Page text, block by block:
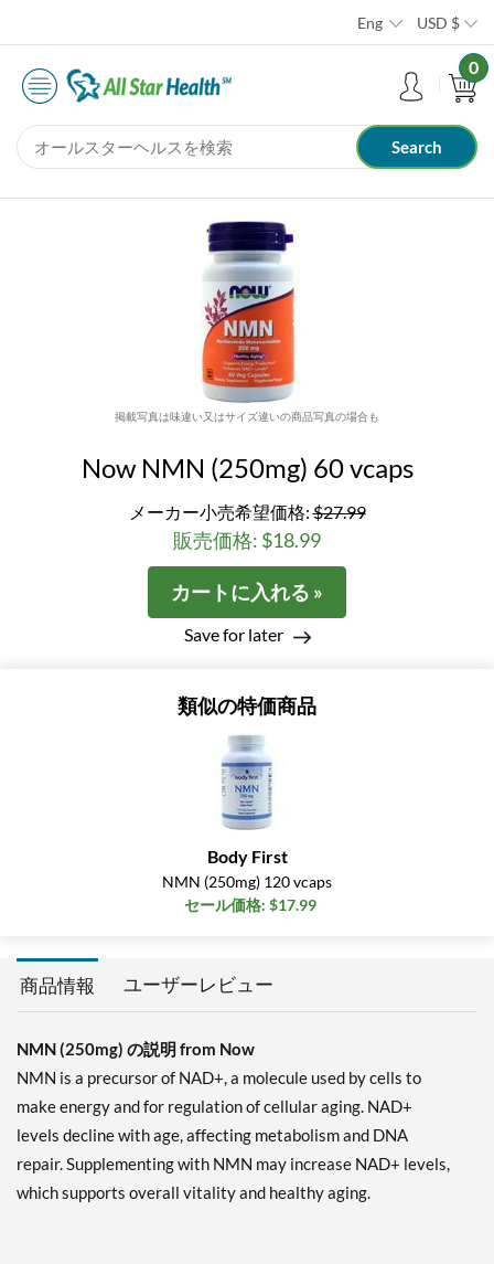
Eng USD $
0
掲載写真は味違い又はサイズ違いの商品写真の場合も
Now NMN (250mg) 60 vcaps
メーカー小売希望価格:$27.99
販売価格: $18.99
カートに入れる »
Save for later
類似の特価商品
Body First
NMN (250mg) 120 vcaps
セール価格: $17.99
商品情報 ユーザーレビュー
NMN (250mg) の説明 from Now
NMN is a precursor of NAD+, a molecule used by cells to
make energy and for regulation of cellular aging. NAD+
levels decline with age, affecting metabolism and DNA
repair. Supplementing with NMN may increase NAD+ levels,
which supports overall vitality and healthy aging.